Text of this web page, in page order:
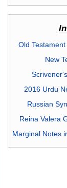
Old Testament
New
2016 Urdu
Russian
Reina Valera
Marginal Notes